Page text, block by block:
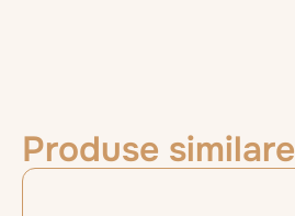
Produse similare